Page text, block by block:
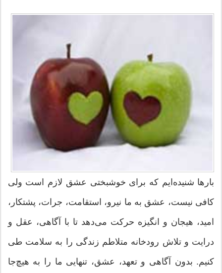
بارها شنیده‌ایم كه برای خوشبختی عشق لازم است ولی
كافی نیست، عشق به ما نیرو، استقامت، جرات، پشتكار،
امید، هیجان و انگیزه حركت می‌دهد تا با آگاهی، عقل و
درایت و تلاش رودخانه متلاطم زندگی را به سلامت طی
كنیم. بدون آگاهی و تعهد، عشق، تنهایی ما را به هیچ‌جا